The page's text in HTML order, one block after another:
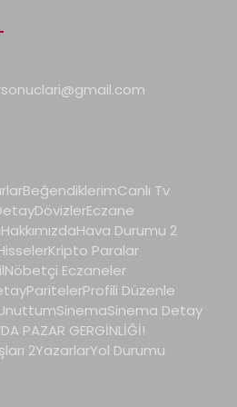
BeğendiklerimCanlı Tv
DövizlerEczane
HakkımızdaHava Durumu 2
Kripto Paralar
Nöbetçi Eczaneler
ParitelerProfili Düzenle
SinemaSinema Detay
PAZAR GERGİNLİĞİ!
2YazarlarYol Durumu